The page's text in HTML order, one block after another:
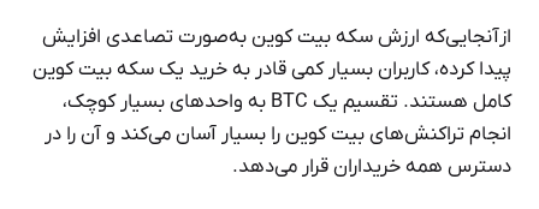
ازآنجایی‌که ارزش سکه بیت کوین به‌صورت تصاعدی افزایش
پیدا کرده، کاربران بسیار کمی قادر به خرید یک سکه بیت کوین
کامل هستند. تقسیم یک BTC به واحدهای بسیار کوچک،
انجام تراکنش‌های بیت کوین را بسیار آسان می‌کند و آن را در
دسترس همه خریداران قرار می‌دهد.